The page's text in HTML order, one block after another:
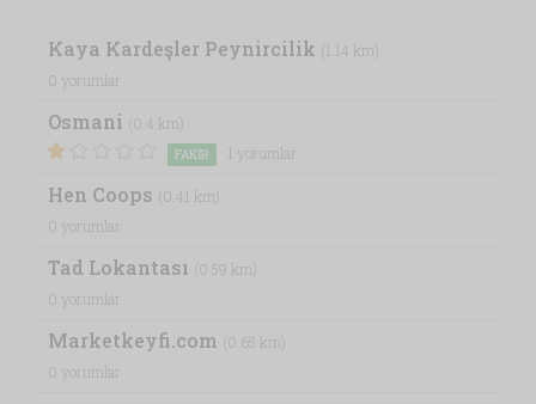
Kaya Kardeşler Peynircilik (1.14 km)
0 yorumlar
Osmani (0.4 km)
FAKIR 1 yorumlar
Hen Coops (0.41 km)
0 yorumlar
Tad Lokantası (0.59 km)
0 yorumlar
Marketkeyfi.com (0.65 km)
0 yorumlar